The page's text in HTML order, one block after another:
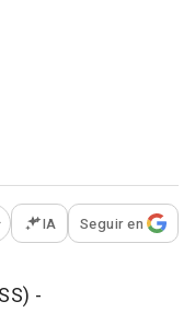
opciones para
IA Seguir en
-